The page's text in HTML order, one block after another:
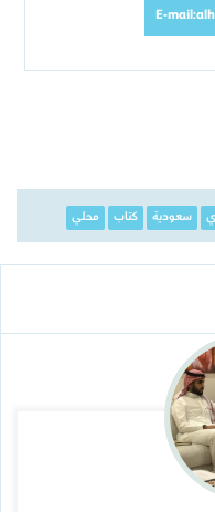
E-
سعودية كتاب محلي